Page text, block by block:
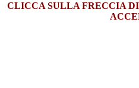
CLICCA SULLA FRECCIA